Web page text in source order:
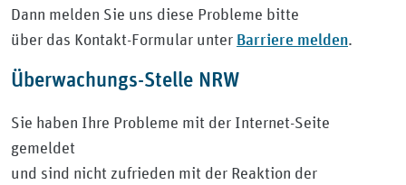
Dann melden Sie uns diese Probleme bitte
über das Kontakt-Formular unter Barriere melden.
Überwachungs-Stelle NRW
Sie haben Ihre Probleme mit der Internet-Seite
gemeldet
und sind nicht zufrieden mit der Reaktion der